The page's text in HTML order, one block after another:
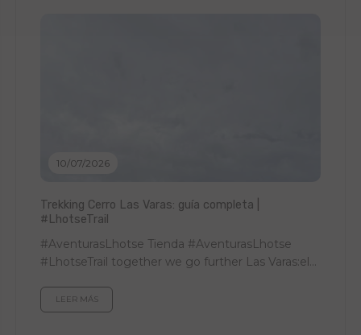
10/07/2026
Trekking Cerro Las Varas: guía completa |
#LhotseTrail
#AventurasLhotse Tienda #AventurasLhotse
#LhotseTrail together we go further Las Varas:el
building y...
LEER MÁS